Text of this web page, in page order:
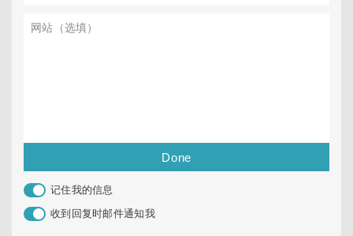
记住我的信息
收到回复时邮件通知我